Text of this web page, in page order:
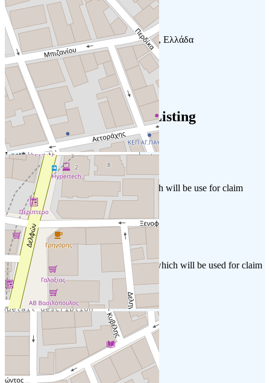
+-
Leaflet
Δελφών 11, Θεσσαλονίκη 546 40, Ελλάδα
Get Directions
6977520303
€ € € € Price Range
Claiming your business Listing
First*
Last*
Business E-Mail*
Please provide your business email which will be use for claim
procedure.
Phone *
Verfication Details*
Please provide your verification details which will be used for claim
procedure.
Attach File
NEW USER? TO SIGNUP ENTER AN EMAIL